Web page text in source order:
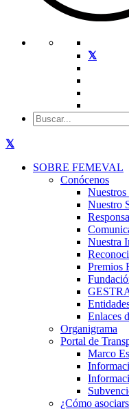
SOBRE FEMEVAL
Conócenos
Nuestros
Nuestro
Nuestra
Premios
Enlaces
Organigrama
Portal de
Marco
¿Cómo